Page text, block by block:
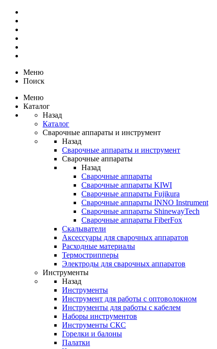
Меню
Поиск
Меню
Каталог
Назад
Каталог
Сварочные аппараты и инструмент
Назад
Сварочные аппараты и инструмент
Сварочные аппараты
Назад
Сварочные аппараты
Сварочные аппараты KIWI
Сварочные аппараты Fujikura
Сварочные аппараты INNO Instrument
Сварочные аппараты ShinewayTech
Cварочные аппараты FiberFox
Скалыватели
Аксессуары для сварочных аппаратов
Расходные материалы
Термострипперы
Электроды для сварочных аппаратов
Инструменты
Назад
Инструменты
Инструмент для работы с оптоволокном
Инструменты для работы с кабелем
Наборы инструментов
Инструменты СКС
Горелки и балоны
Палатки